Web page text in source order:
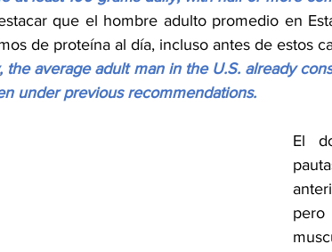
que el hombre adulto promedio en
de proteína al día, incluso antes de estos
the average adult man in the U.S. already
under previous recommendations.
El
pero